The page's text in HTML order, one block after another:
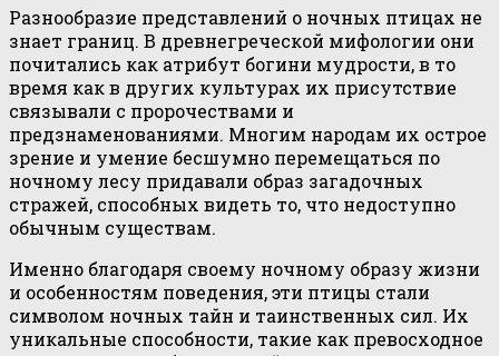
Разнообразие представлений о ночных птицах не
знает границ. В древнегреческой мифологии они
почитались как атрибут богини мудрости, в то
время как в других культурах их присутствие
связывали с пророчествами и
предзнаменованиями. Многим народам их острое
зрение и умение бесшумно перемещаться по
ночному лесу придавали образ загадочных
стражей, способных видеть то, что недоступно
обычным существам.
Именно благодаря своему ночному образу жизни
и особенностям поведения, эти птицы стали
символом ночных тайн и таинственных сил. Их
уникальные способности, такие как превосходное